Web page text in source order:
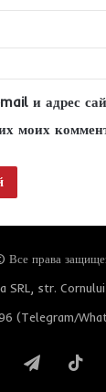
и адрес
моих
Все права
SRL, str.
(Telegram/
Telegram